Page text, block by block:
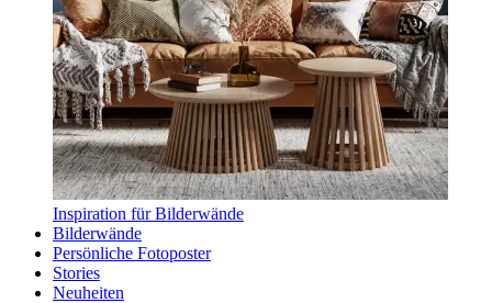
Inspiration für Bilderwände
Bilderwände
Persönliche Fotoposter
Stories
Neuheiten